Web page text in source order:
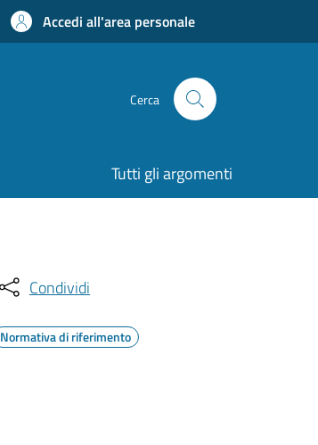
Accedi all'area personale
Cerca
Tutti gli argomenti
Condividi
Normativa di riferimento